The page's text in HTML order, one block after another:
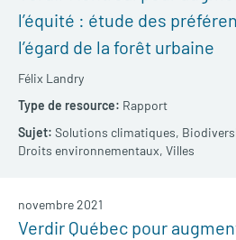
l’équité : étude des
l’égard de la forêt urbaine
Félix Landry
Rapport
Solutions climatiques,
Droits environnementaux, Villes
Verdir Québec pour
novembre 2021